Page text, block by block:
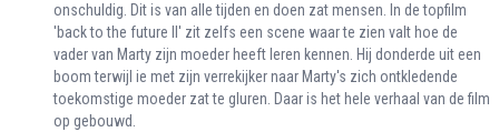
onschuldig. Dit is van alle tijden en doen zat mensen. In de topfilm
'back to the future II' zit zelfs een scene waar te zien valt hoe de
vader van Marty zijn moeder heeft leren kennen. Hij donderde uit een
boom terwijl ie met zijn verrekijker naar Marty's zich ontkledende
toekomstige moeder zat te gluren. Daar is het hele verhaal van de film
op gebouwd.